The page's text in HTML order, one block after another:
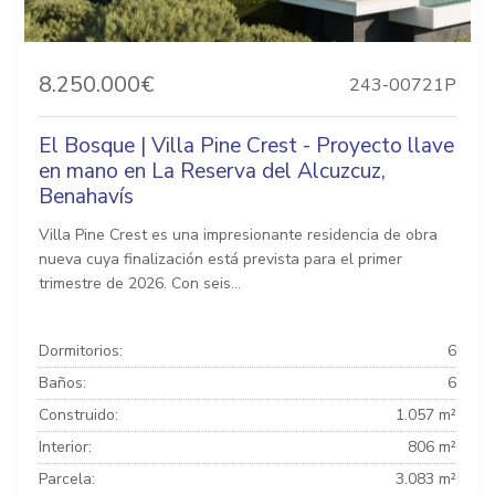
8.250.000€ 243-00721P
El Bosque | Villa Pine Crest - Proyecto llave
en mano en La Reserva del Alcuzcuz,
Benahavís
Villa Pine Crest es una impresionante residencia de obra
nueva cuya finalización está prevista para el primer
trimestre de 2026. Con seis...
Dormitorios:
6
Baños:
6
Construido:
1.057 m²
Interior:
806 m²
Parcela:
3.083 m²